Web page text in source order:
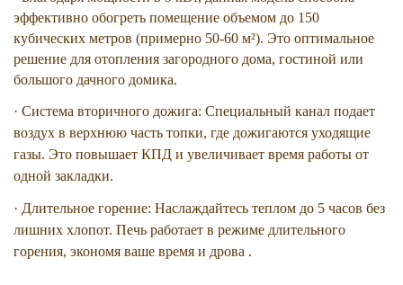
эффективно обогреть помещение объемом до 150
кубических метров (примерно 50-60 м²). Это оптимальное
решение для отопления загородного дома, гостиной или
большого дачного домика.
· Система вторичного дожига: Специальный канал подает
воздух в верхнюю часть топки, где дожигаются уходящие
газы. Это повышает КПД и увеличивает время работы от
одной закладки.
· Длительное горение: Наслаждайтесь теплом до 5 часов без
лишних хлопот. Печь работает в режиме длительного
горения, экономя ваше время и дрова .